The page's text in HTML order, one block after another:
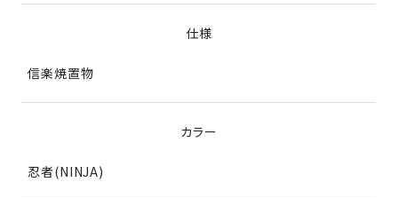
仕様
信楽焼置物
カラー
忍者(NINJA)